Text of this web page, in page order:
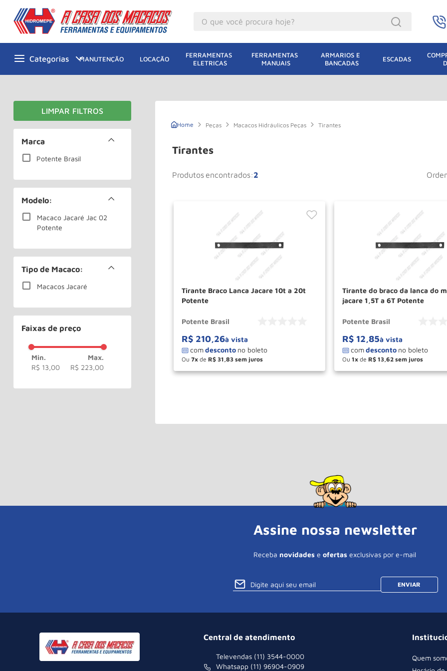
MANUTENÇÃO LOCAÇÃO
FERRAMENTAS
ELETRICAS
FERRAMENTAS
MANUAIS
ARMARIOS E
BANCADAS
ESCADAS
Marca
Potente Brasil
Modelo:
Macaco Jacaré Jac 02
Potente
Tipo de Macaco:
Macacos Jacaré
Faixas de preço
R$ 13,00 R$ 223,00
Peças Macacos Hidráulicos Peças Tirantes
Tirantes
2
Produtos
Tirante Braco Lanca Jacare 10t a 20t
Potente
Potente Brasil
R$ 210,26à vista
Ou 7 de R$ 31 83
＋
－ COMPRAR
Tirante do braco da lanca do
jacare 1,5T a 6T Potente
Potente Brasil
R$ 12,85à vista
Ou 1 de R$ 13, 62
＋
－
Assine nossa newsletter
Receba novidades e ofertas exclusivas por e-mail
ENVIAR
Central de atendimento
Televendas (11) 3544-0000
Whatsapp (11) 96904-0909
Quem
1º Macacos
º Macaco Jacare
8 º Talha